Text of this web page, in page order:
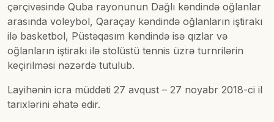
çərçivəsində Quba rayonunun Dağlı kəndində oğlanlar
arasında voleybol, Qaraçay kəndində oğlanların iştirakı
ilə basketbol, Püstəqasım kəndində isə qızlar və
oğlanların iştirakı ilə stolüstü tennis üzrə turnrilərin
keçirilməsi nəzərdə tutulub.
Layihənin icra müddəti 27 avqust – 27 noyabr 2018-ci il
tarixlərini əhatə edir.